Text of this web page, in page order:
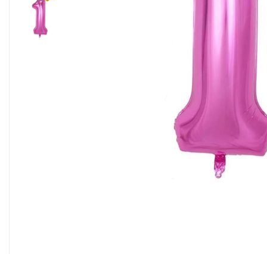
Ustensile pentru Bucătărie
Ustensile pentru Bucătărie
Veselă pentru Masă